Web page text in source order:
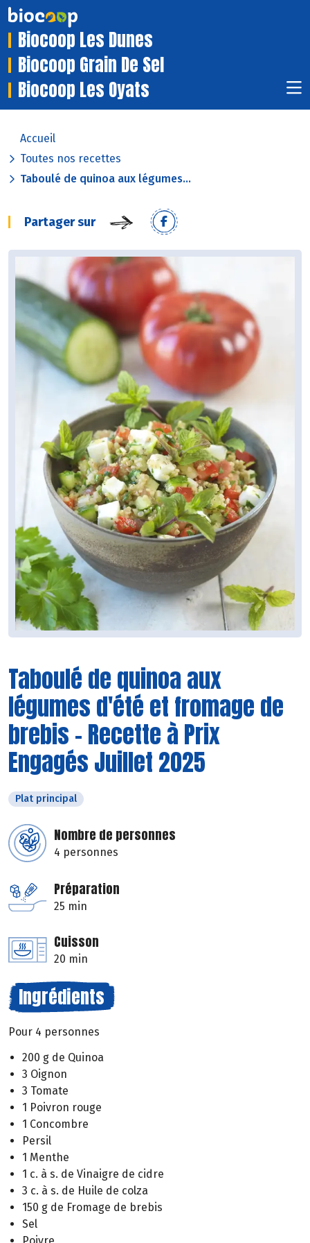
Biocoop Les Dunes
Biocoop Grain De Sel
Biocoop Les Oyats
Accueil
Toutes nos recettes
Taboulé de quinoa aux légumes...
Partager sur
Taboulé de quinoa aux
légumes d'été et fromage de
brebis - Recette à Prix
Engagés Juillet 2025
Plat principal
Nombre de personnes
4 personnes
Préparation
25 min
Cuisson
20 min
Ingrédients
Pour 4 personnes
200 g de Quinoa
3 Oignon
3 Tomate
1 Poivron rouge
1 Concombre
Persil
1 Menthe
1 c. à s. de Vinaigre de cidre
3 c. à s. de Huile de colza
150 g de Fromage de brebis
Sel
Poivre